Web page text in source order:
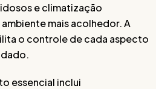
e climatização
mais acolhedor. A
o controle de cada aspecto
essencial inclui